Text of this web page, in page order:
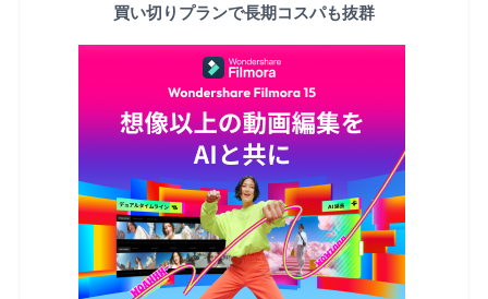
買い切りプランで長期コスパも抜群